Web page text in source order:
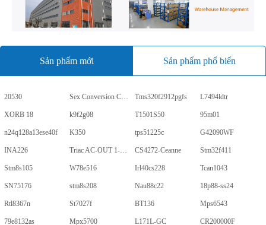
Sản phẩm mới Sản phẩm phổ biến
20530 Sex Conversion Comics Tms320f2912pgfs L7494ldtr
XORB 18 k9f2g08 T1501S50 95m01
n24q128a13ese40f K350 tps51225c G42090WF
INA226 Triac AC-OUT 1-CH 600V 5-Pin PDIP Tube CS4272-Ceanne Stm32f411
Stm8s105 W78e516 Irl40cs228 Tcan1043
SN75176 stm8s208 Nau88c22 18p88-ss24
Rtl8367n St7027f BT136 Mps6543
79e8132as Mpx5700 L171L-GC CR200000F